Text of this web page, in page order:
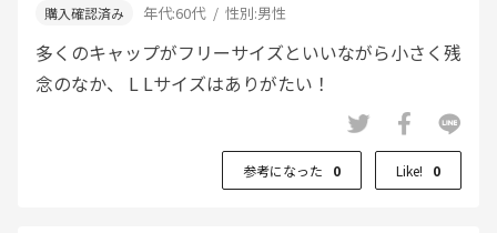
年代:60代 性別:男性
多くのキャップがフリーサイズといいながら小さく残
念のなか、 L Lサイズはありがたい！
参考になった 0 Like! 0